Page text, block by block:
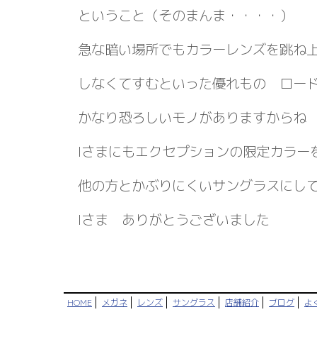
ということ（そのまんま・・・・）
急な暗い場所でもカラーレンズを跳ね
しなくてすむといった優れもの ロー
かなり恐ろしいモノがありますからね
Iさまにもエクセプションの限定カラー
他の方とかぶりにくいサングラスにし
Iさま ありがとうございました
HOME メガネ レンズ サングラス 店舗紹介 ブログ よ